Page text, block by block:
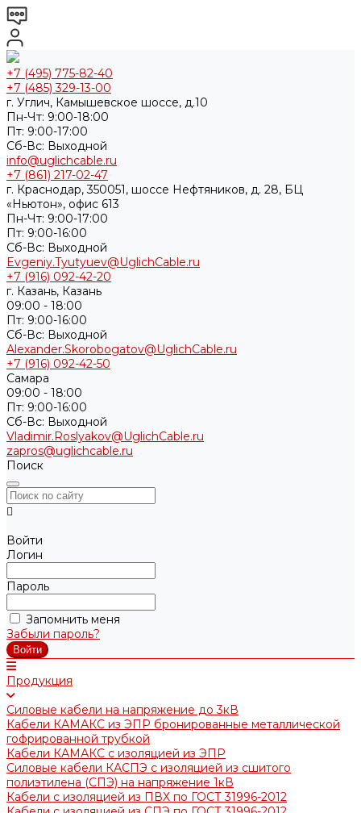
+7 (495) 775-82-40
+7 (485) 329-13-00
г. Углич, Камышевское шоссе, д.10
Пн-Чт: 9:00-18:00
Пт: 9:00-17:00
Cб-Вс: Выходной
info@uglichcable.ru
+7 (861) 217-02-47
г. Краснодар, 350051, шоссе Нефтяников, д. 28, БЦ
«Ньютон», офис 613
Пн-Чт: 9:00-17:00
Пт: 9:00-16:00
Cб-Вс: Выходной
Evgeniy.Tyutyuev@UglichCable.ru
+7 (916) 092-42-20
г. Казань, Казань
09:00 - 18:00
Пт: 9:00-16:00
Cб-Вс: Выходной
Alexander.Skorobogatov@UglichCable.ru
+7 (916) 092-42-50
Самара
09:00 - 18:00
Пт: 9:00-16:00
Cб-Вс: Выходной
Vladimir.Roslyakov@UglichCable.ru
zapros@uglichcable.ru
Поиск
Войти
Логин
Пароль
Запомнить меня
Забыли пароль?
Продукция
Силовые кабели на напряжение до 3кВ
Кабели КАМАКС из ЭПР бронированные металлической
гофрированной трубкой
Кабели КАМАКС с изоляцией из ЭПР
Силовые кабели КАСПЭ с изоляцией из сшитого
полиэтилена (СПЭ) на напряжение 1кВ
Кабели с изоляцией из ПВХ по ГОСТ 31996-2012